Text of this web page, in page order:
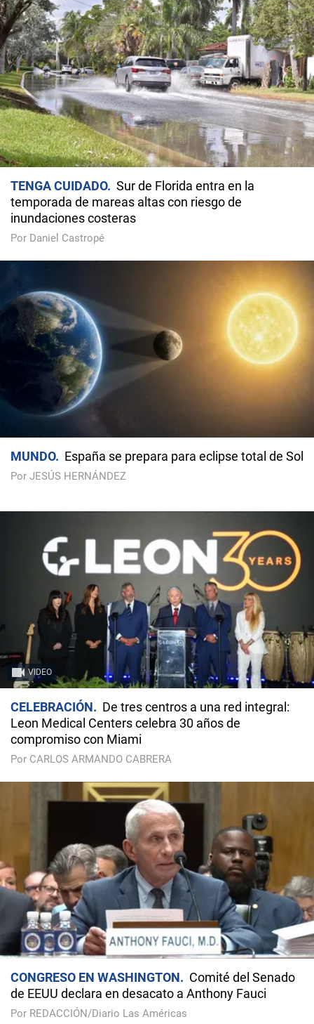
TENGA CUIDADO
Sur de Florida entra en la
temporada de mareas altas con riesgo de
inundaciones costeras
Por Daniel Castropé
MUNDO España se prepara para eclipse total de Sol
Por JESÚS HERNÁNDEZ
VIDEO
CELEBRACIÓN
De tres centros a una red integral:
Leon Medical Centers celebra 30 años de
compromiso con Miami
Por CARLOS ARMANDO CABRERA
CONGRESO EN WASHINGTON
Comité del Senado
de EEUU declara en desacato a Anthony Fauci
Por REDACCIÓN/Diario Las Américas